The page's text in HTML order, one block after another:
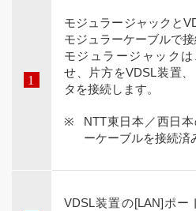
モジュラージャックと
モジュラーケーブルで接
モジュラージャック
せ、片方をVDSL装置
タを接続します。
NTT東日本／西日
ーケーブルを接続済
VDSL装置の[LAN]ポー